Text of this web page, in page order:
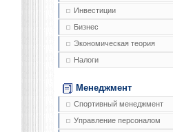
Инвестиции
Бизнес
Экономическая теория
Налоги
Менеджмент
Спортивный менеджмент
Управление персоналом